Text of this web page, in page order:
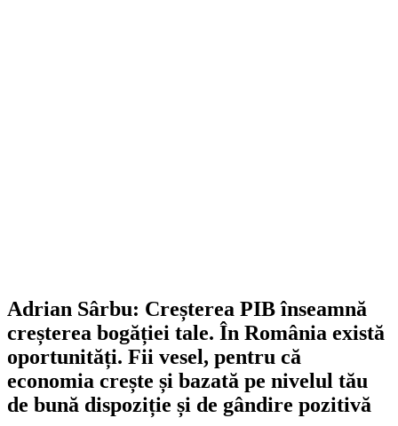
Adrian Sârbu: Creșterea PIB înseamnă
creșterea bogăției tale. În România există
oportunități. Fii vesel, pentru că
economia crește și bazată pe nivelul tău
de bună dispoziție și de gândire pozitivă